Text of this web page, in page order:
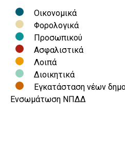
Οικονομικά
Φορολογικά
Προσωπικού
Ασφαλιστικά
Λοιπά
Διοικητικά
Εγκατάσταση νέων
Ενσωμάτωση ΝΠΔΔ